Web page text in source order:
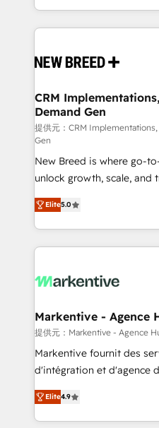
Breeze・Claude等を
革を、構想から実装・定着
の統合・浸透・変革管理を実行しま
計・構築：リード獲得・
計・導線設計・テンプレー
提供。 ▸ 既存CRM・MAか
Marketo・Pardot等からの
データ移行と活用設計まで
ンツとサイト構造を最適化。 🏆 なぜ100incを選ぶの
か？ ✓ HubSpot Eliteパー
ード受賞・HUGリーダー
HubSpot大百科 出版 CRM・AI活用に関するご相談、現
せください。
Software) and Point
making this the official
and system integrations
trainers to drive platform
Generation - Full-funnel marketing and high-
performance advertising
Expert deployment of
to automate growth. 🏆 Elite Excellence - 8 platform
accreditations and deep
expertise. - A team of 250+ experts dedicated to
your resilient growth.
CRM
Demand Gen
提供元：CRM
Gen
New Breed is where go-
unlock growth, scale, and
companies activate
customer platform and
Loop Marketing
services, smart agents,
results, fast. ⚙️CRM & RevOps: Align all Hubs to your
🎯Demand Gen & ABM:
ABM, AEO, SEO, & paid media. 👩‍💻Web
Build high-performing
& conversion strategy that
AI, & maximize AEO with
Integrations: Extend
Elite5.0
Markentive - Agence
提供元：Markentive - Agence
Markentive fournit des
d'intégration et d'agence
North America. Avec plus
marketing automation,
webdesign. Markentive is both a consulting firm, a
Elite4.9